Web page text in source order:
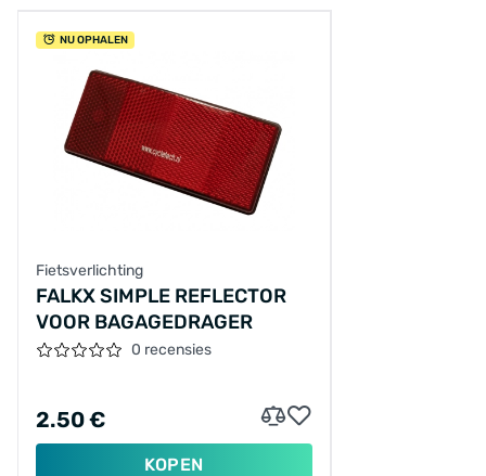
NU OPHALEN
Fietsverlichting
FALKX SIMPLE REFLECTOR
VOOR BAGAGEDRAGER
0 recensies
2.50 €
KOPEN